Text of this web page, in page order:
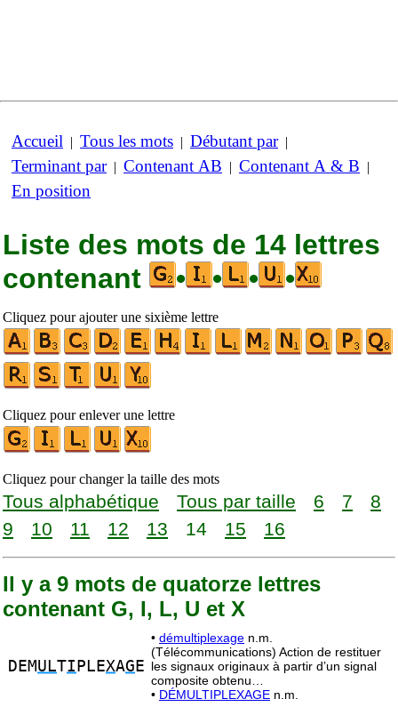
Accueil | Tous les mots | Débutant par|
Terminant par| Contenant AB | Contenant A & B |
En position
Liste des mots de 14 lettres
contenant
• • • •
Cliquez pour ajouter une sixième lettre
Cliquez pour enlever une lettre
Cliquez pour changer la taille des mots
Tous alphabétique Tous par taille 6 7
8
9
10 11 12 13 14 15 16
Il y a 9 mots de quatorze lettres
contenant G, I, L, U et X
DEMULTI PLEXAG E
• démultiplexage n.m.
(Télécommunications) Action de restituer
les signaux originaux à partir d’un signal
composite obtenu…
• DÉMULTIPLEXAGE n.m.